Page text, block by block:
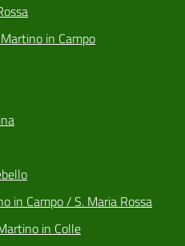
in Campo
in Campo / S. Maria Rossa
in Colle